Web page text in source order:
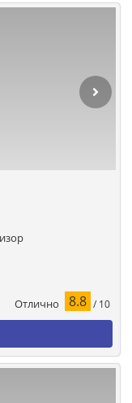
Отлично 8.8 / 10